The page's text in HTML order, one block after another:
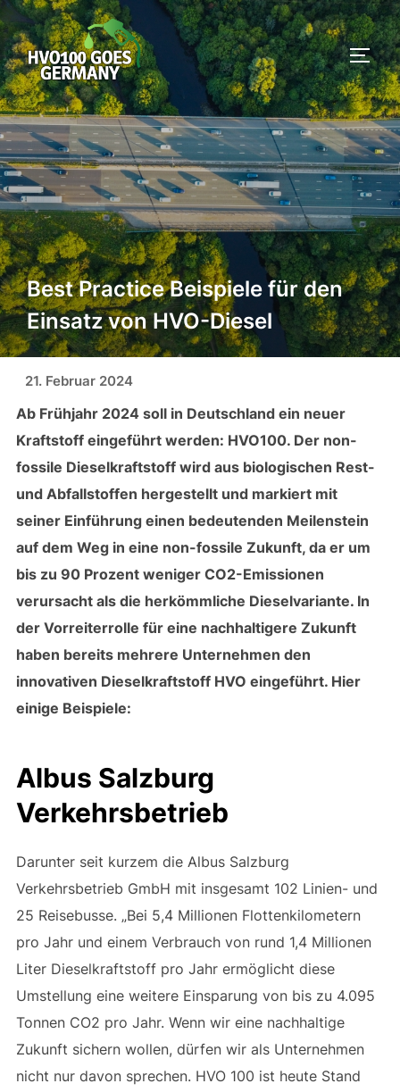
Zum
Inhalt
springen
Best Practice Beispiele für den
Einsatz von HVO-Diesel
21. Februar 2024
Ab Frühjahr 2024 soll in Deutschland ein neuer
Kraftstoff eingeführt werden: HVO100. Der non-
fossile Dieselkraftstoff wird aus biologischen Rest-
und Abfallstoffen hergestellt und markiert mit
seiner Einführung einen bedeutenden Meilenstein
auf dem Weg in eine non-fossile Zukunft, da er um
bis zu 90 Prozent weniger CO2-Emissionen
verursacht als die herkömmliche Dieselvariante. In
der Vorreiterrolle für eine nachhaltigere Zukunft
haben bereits mehrere Unternehmen den
innovativen Dieselkraftstoff HVO eingeführt. Hier
einige Beispiele:
Albus Salzburg
Verkehrsbetrieb
Darunter seit kurzem die Albus Salzburg
Verkehrsbetrieb GmbH mit insgesamt 102 Linien- und
25 Reisebusse. „Bei 5,4 Millionen Flottenkilometern
pro Jahr und einem Verbrauch von rund 1,4 Millionen
Liter Dieselkraftstoff pro Jahr ermöglicht diese
Umstellung eine weitere Einsparung von bis zu 4.095
Tonnen CO2 pro Jahr. Wenn wir eine nachhaltige
Zukunft sichern wollen, dürfen wir als Unternehmen
nicht nur davon sprechen. HVO 100 ist heute Stand